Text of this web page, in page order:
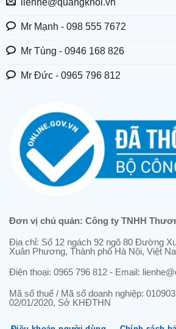
lienhe@quangkhoi.vn
Mr Mạnh - 098 555 7672
Mr Tùng - 0946 168 826
Mr Đức - 0965 796 812
Đơn vị chủ quản: Công ty TNHH
Địa chỉ: Số 12 ngách 92 ngõ 80 Đường
Xuân Phương, Thành phố Hà Nội, Việt
Điện thoại: 0965 796 812 - Email:
Mã số thuế / Mã số doanh nghiệp:
02/01/2020, Sở KHĐTHN